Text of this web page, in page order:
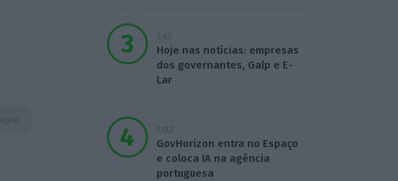
7:47
Hoje nas notícias: empresas
dos governantes, Galp e E-
Lar
7:02
GovHorizon entra no Espaço
e coloca IA na agência
portuguesa